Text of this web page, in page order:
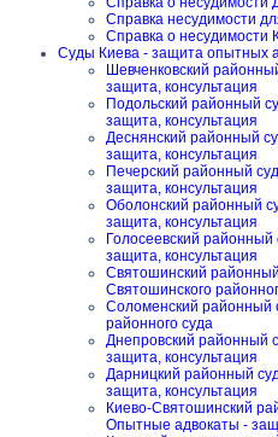
Справка несудимости
Справка о несудимости
Суды Киева - защита опытных
Шевченковский
защита, консультация
Подольский районный
защита, консультация
Деснянский районный
защита, консультация
Печерский районный
защита, консультация
Оболонский районный
защита, консультация
Голосеевский
защита, консультация
Святошинский
Святошинского
Соломенский районный
районного суда
Днепровский районный
защита, консультация
Дарницкий районный
защита, консультация
Киево-Святошинский
Опытные адвокаты -